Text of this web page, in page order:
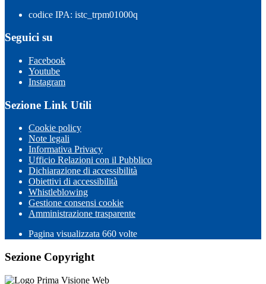
codice IPA: istc_trpm01000q
Seguici su
Facebook
Youtube
Instagram
Sezione Link Utili
Cookie policy
Note legali
Informativa Privacy
Ufficio Relazioni con il Pubblico
Dichiarazione di accessibilità
Obiettivi di accessibilità
Whistleblowing
Gestione consensi cookie
Amministrazione trasparente
Pagina visualizzata 660 volte
Sezione Copyright